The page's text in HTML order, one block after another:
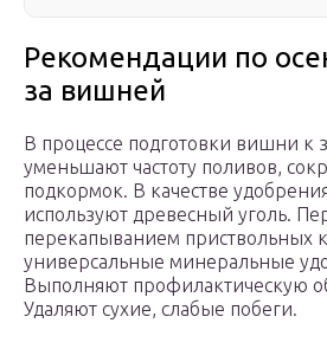
Рекомендации по
за вишней
В процессе подготовки вишни к
уменьшают частоту поливов,
подкормок. В качестве
используют древесный уголь.
перекапыванием приствольных
универсальные минеральные
Выполняют профилактическую
Удаляют сухие, слабые побеги.